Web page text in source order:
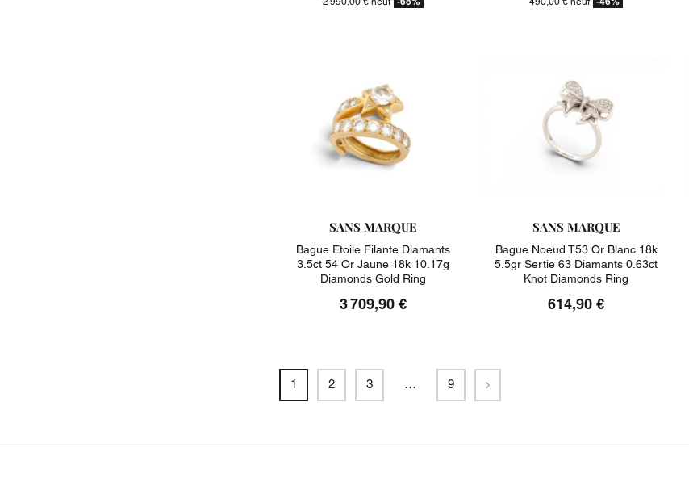
SANS MARQUE
Bague Etoile Filante Diamants
3.5ct 54 Or Jaune 18k 10.17g
Diamonds Gold Ring
3 709,90 €
SANS MARQUE
Bague Noeud T53 Or Blanc 18k
5.5gr Sertie 63 Diamants 0.63ct
Knot Diamonds Ring
614,90 €
1 2 3 … 9 Suivant